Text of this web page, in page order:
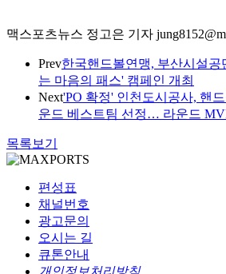
맥스포츠뉴스 정고은 기자
Prev한국핸드볼연맹, 부산시설
는 마음의 패스' 캠페인 개최
Next'PO 확정' 인천도시공사, 핸
운드 베스트팀 선정… 라운드
목록보기
편성표
채널번호
광고문의
오시는 길
큐톤안내
개인정보처리방침